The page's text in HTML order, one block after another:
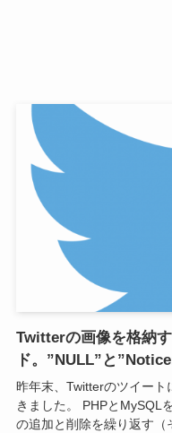
Twitterの画像を格納
ド。”NULL”と
昨年末、Twitterのツイー
きました。 PHPとMySQL
の追加と削除を繰り返す（